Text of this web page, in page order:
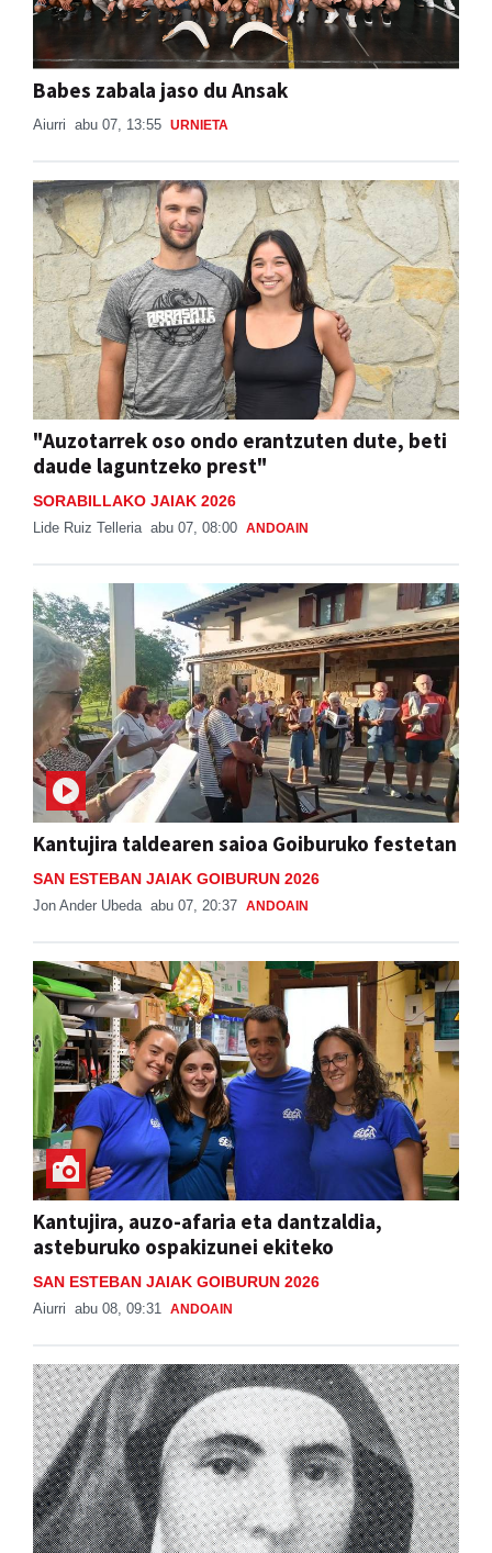
Babes zabala jaso du Ansak
Aiurri abu 07, 13:55 URNIETA
"Auzotarrek oso ondo erantzuten dute, beti
daude laguntzeko prest"
SORABILLAKO JAIAK 2026
Lide Ruiz Telleria abu 07, 08:00 ANDOAIN
Kantujira taldearen saioa Goiburuko festetan
SAN ESTEBAN JAIAK GOIBURUN 2026
Jon Ander Ubeda abu 07, 20:37 ANDOAIN
Kantujira, auzo-afaria eta dantzaldia,
asteburuko ospakizunei ekiteko
SAN ESTEBAN JAIAK GOIBURUN 2026
Aiurri abu 08, 09:31 ANDOAIN